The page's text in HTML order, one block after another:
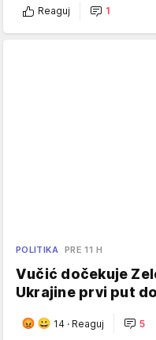
Reaguj 1
POLITIKA PRE 11 H
Vučić dočekuje
Ukrajine prvi put
14 · Reaguj 5